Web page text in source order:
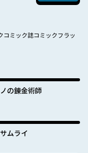
コミック誌コミックフラッ
の錬金術師
ムライ